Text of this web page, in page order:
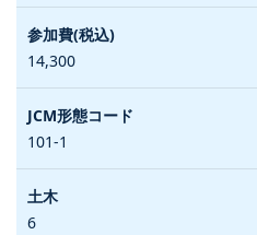
14,300
101-1
6